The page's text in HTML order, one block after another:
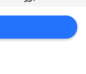
اقتباس
خريطة